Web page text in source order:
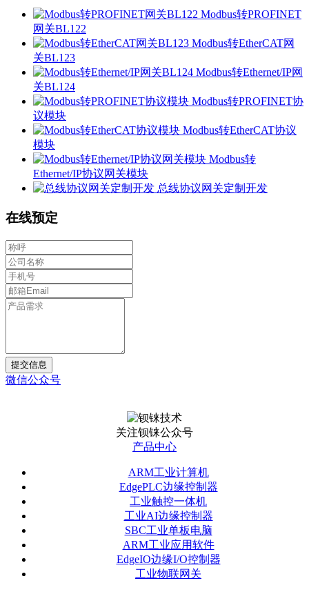
Modbus转PROFINET
网关BL122
Modbus转EtherCAT网
关BL123
Modbus转Ethernet/IP网
关BL124
Modbus转PROFINET协
议模块
Modbus转EtherCAT协议
模块
Modbus转
Ethernet/IP协议网关模块
总线协议网关定制开发
在线预定
提交信息
微信公众号
关注钡铼公众号
产品中心
ARM工业计算机
EdgePLC边缘控制器
工业触控一体机
工业AI边缘控制器
SBC工业单板电脑
ARM工业应用软件
EdgeIO边缘I/O控制器
工业物联网关